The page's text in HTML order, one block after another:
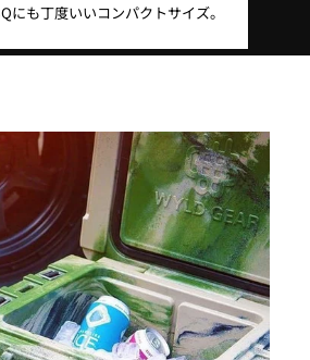
にも丁度いいコンパクトサイズ。